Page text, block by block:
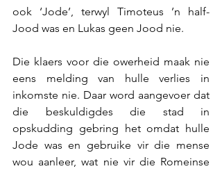
ook ‘Jode’, terwyl Timoteus ’n half-
Jood was en Lukas geen Jood nie.
Die klaers voor die owerheid maak nie
eens melding van hulle verlies in
inkomste nie. Daar word aangevoer dat
die beskuldigdes die stad in
opskudding gebring het omdat hulle
Jode was en gebruike vir die mense
wou aanleer, wat nie vir die Romeinse